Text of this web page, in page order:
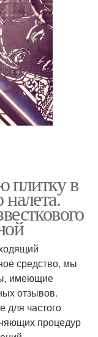
плитку в
налета.
средство, мы
имеющие
отзывов.
для частого
процедур